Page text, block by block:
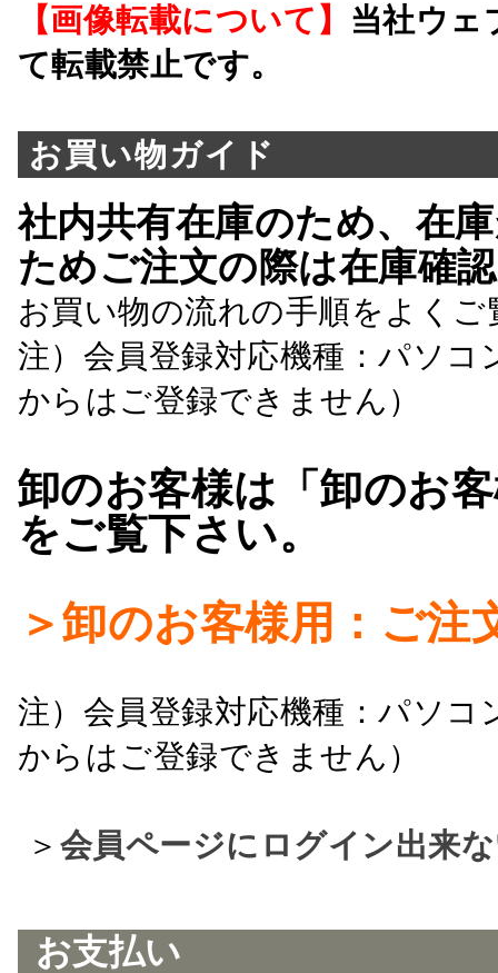
【画像転載について】 当社ウェ
て転載禁止です。
お買い物ガイド
社内共有在庫のため、在
ためご注文の際は在庫確
お買い物の流れの手順をよくご
注）会員登録対応機種：パソ
からはご登録できません）
卸のお客様は「卸のお
をご覧下さい。
＞卸のお客様用：ご注
注）会員登録対応機種：パソ
からはご登録できません）
＞ 会員ページにログイン出来
お支払い